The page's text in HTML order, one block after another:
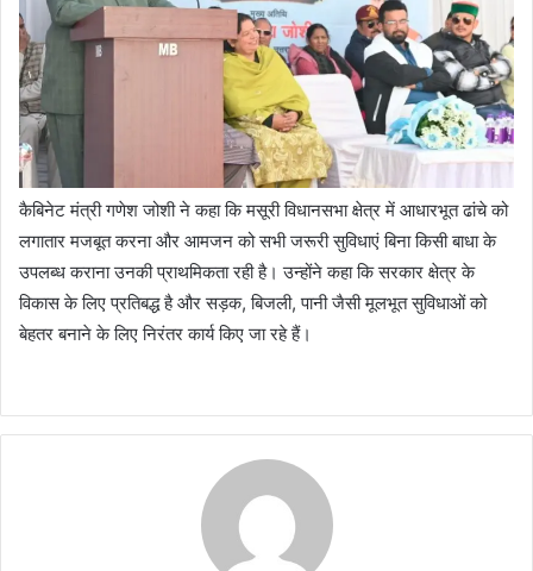
कैबिनेट मंत्री गणेश जोशी ने कहा कि मसूरी विधानसभा क्षेत्र में आधारभूत ढांचे को
लगातार मजबूत करना और आमजन को सभी जरूरी सुविधाएं बिना किसी बाधा के
उपलब्ध कराना उनकी प्राथमिकता रही है। उन्होंने कहा कि सरकार क्षेत्र के
विकास के लिए प्रतिबद्ध है और सड़क, बिजली, पानी जैसी मूलभूत सुविधाओं को
बेहतर बनाने के लिए निरंतर कार्य किए जा रहे हैं।